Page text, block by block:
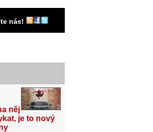
nás!
něj
je to nový